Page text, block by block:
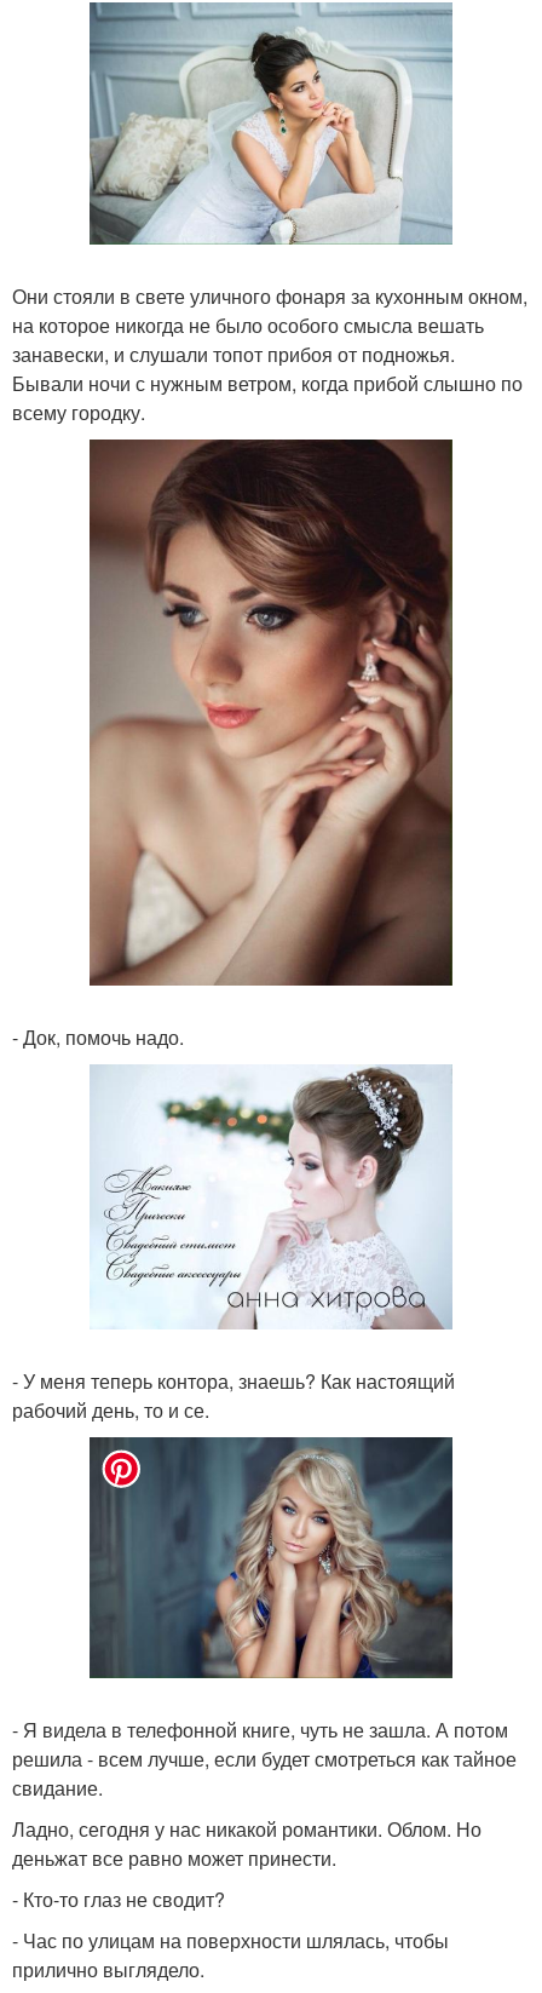
Они стояли в свете уличного фонаря за кухонным окном,
на которое никогда не было особого смысла вешать
занавески, и слушали топот прибоя от подножья.
Бывали ночи с нужным ветром, когда прибой слышно по
всему городку.
- Док, помочь надо.
- У меня теперь контора, знаешь? Как настоящий
рабочий день, то и се.
- Я видела в телефонной книге, чуть не зашла. А потом
решила - всем лучше, если будет смотреться как тайное
свидание.
Ладно, сегодня у нас никакой романтики. Облом. Но
деньжат все равно может принести.
- Кто-то глаз не сводит?
- Час по улицам на поверхности шлялась, чтобы
прилично выглядело.